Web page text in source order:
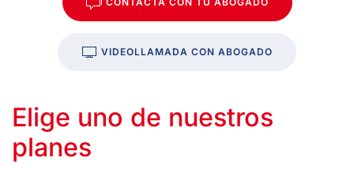
VIDEOLLAMADA CON ABOGADO
Elige uno de nuestros
planes